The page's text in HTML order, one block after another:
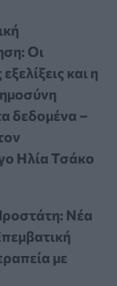
Οι
και η
δεδομένα –
Ηλία Τσάκο
Νέα
με